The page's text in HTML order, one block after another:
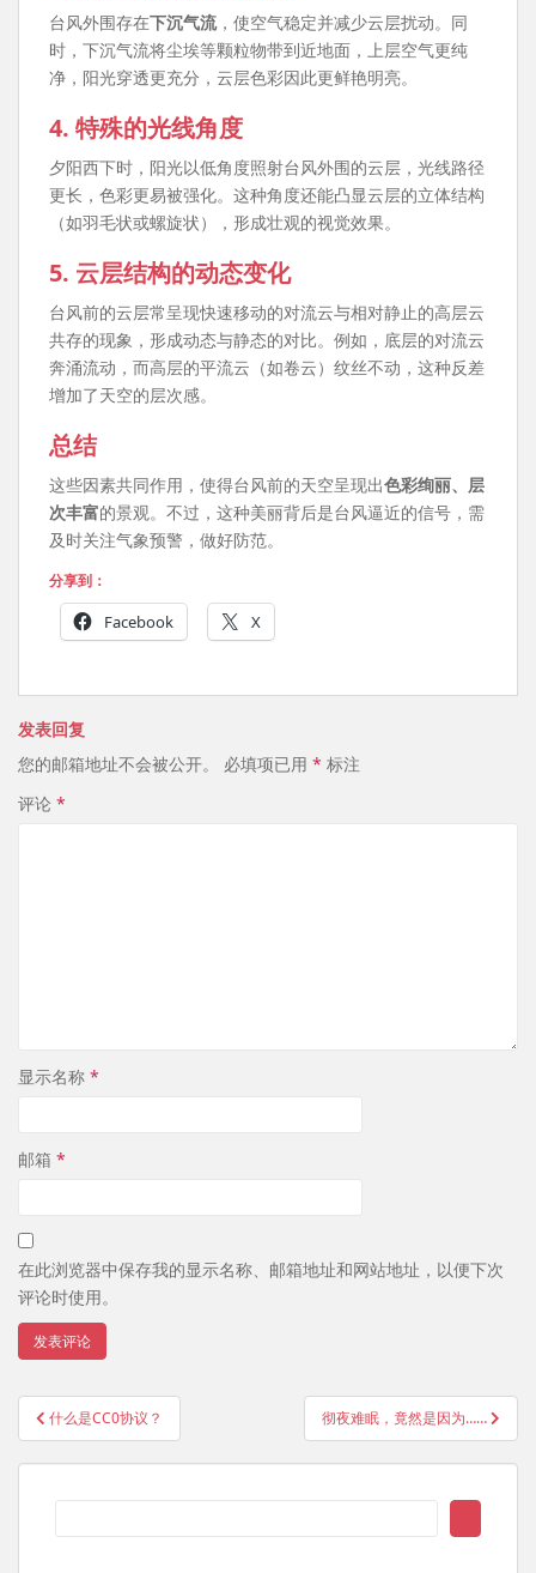
台风外围存在下沉气流，使空气稳定并减少云层扰动。同
时，下沉气流将尘埃等颗粒物带到近地面，上层空气更纯
净，阳光穿透更充分，云层色彩因此更鲜艳明亮。
4. 特殊的光线角度
夕阳西下时，阳光以低角度照射台风外围的云层，光线路径
更长，色彩更易被强化。这种角度还能凸显云层的立体结构
（如羽毛状或螺旋状），形成壮观的视觉效果。
5. 云层结构的动态变化
台风前的云层常呈现快速移动的对流云与相对静止的高层云
共存的现象，形成动态与静态的对比。例如，底层的对流云
奔涌流动，而高层的平流云（如卷云）纹丝不动，这种反差
增加了天空的层次感。
总结
这些因素共同作用，使得台风前的天空呈现出色彩绚丽、层
次丰富的景观。不过，这种美丽背后是台风逼近的信号，需
及时关注气象预警，做好防范。
分享到：
Facebook X
发表回复
您的邮箱地址不会被公开。
必填项已用 * 标注
评论 *
显示名称 *
邮箱 *
在此浏览器中保存我的显示名称、邮箱地址和网站地址，以便下次
评论时使用。
文
章
导
什么是CC0协议？ 彻夜难眠，竟然是因为……